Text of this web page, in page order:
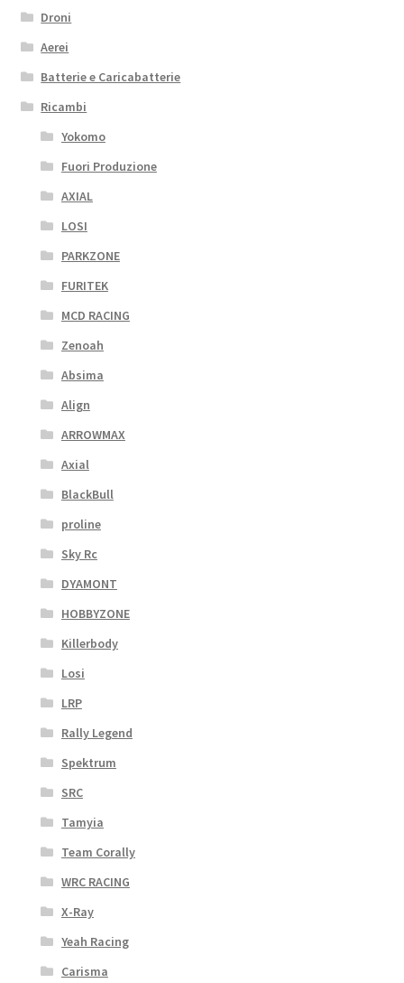
Droni
Aerei
Batterie e Caricabatterie
Ricambi
Yokomo
Fuori Produzione
AXIAL
LOSI
PARKZONE
FURITEK
MCD RACING
Zenoah
Absima
Align
ARROWMAX
Axial
BlackBull
proline
Sky Rc
DYAMONT
HOBBYZONE
Killerbody
Losi
LRP
Rally Legend
Spektrum
SRC
Tamyia
Team Corally
WRC RACING
X-Ray
Yeah Racing
Carisma